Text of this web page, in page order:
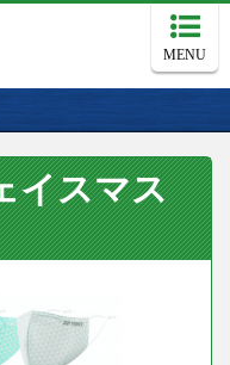
MENU
イスマス